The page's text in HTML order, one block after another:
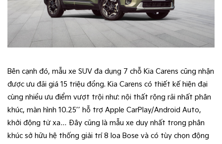
Bên cạnh đó, mẫu xe SUV đa dụng 7 chỗ Kia Carens cũng nhận
được ưu đãi giá 15 triệu đồng. Kia Carens có thiết kế hiện đại
cùng nhiều ưu điểm vượt trội như: nội thất rộng rãi nhất phân
khúc, màn hình 10.25’’ hỗ trợ Apple CarPlay/Android Auto,
khởi động từ xa… Đây cũng là mẫu xe duy nhất trong phân
khúc sở hữu hệ thống giải trí 8 loa Bose và có tùy chọn động